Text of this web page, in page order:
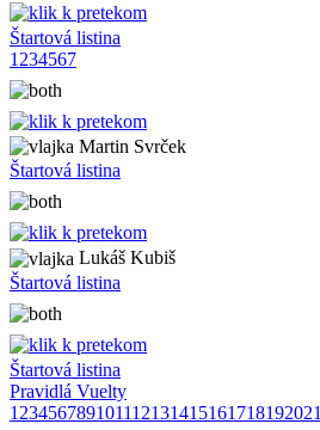
Štartová listina
1 234567
Martin Svrček
Štartová listina
Lukáš Kubiš
Štartová listina
Štartová listina
Pravidlá Vuelty
1 23456789101112131415161718192021